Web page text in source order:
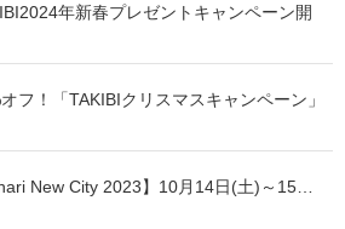
年新春プレゼントキャンペーン開
フ！「TAKIBIクリスマスキャンペーン」
New City 2023】10月14日(土)～15…